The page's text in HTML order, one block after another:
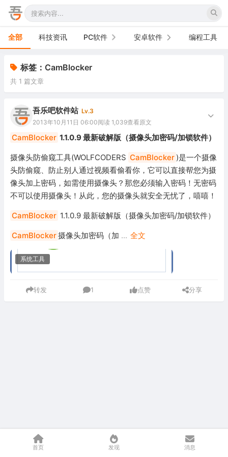
首页 发现 消息
全部 科技资讯 PC软件
办公软件
网络软件
图形图像
游戏娱乐
安全防御
系统下载
系统工具
安卓软件
手机软件
电视软件
车机软件
编程工具
标签：CamBlocker
共 1 篇文章
吾乐吧软件站 Lv.3
2013年10月11日 06:00阅读 1,039查看原文
CamBlocker 1.1.0.9 最新破解版（摄像头加密码/加锁软件）
摄像头防偷窥工具(WOLFCODERS CamBlocker )是一个摄像
头防偷窥、防止别人通过视频看偷看你，它可以直接帮您为摄
像头加上密码，如需使用摄像头？那您必须输入密码！无密码
不可以使用摄像头！从此，您的摄像头就安全无忧了，嘻嘻！
CamBlocker 1.1.0.9 最新破解版（摄像头加密码/加锁软件）
CamBlocker摄像头加密码（加 ... 全文
系统工具
转发 1 点赞 分享